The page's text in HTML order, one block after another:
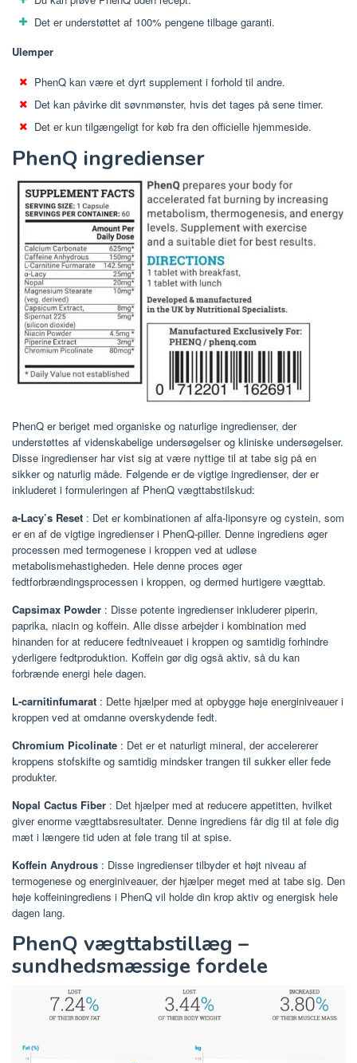
Det er understøttet af 100% pengene tilbage garanti.
Ulemper
PhenQ kan være et dyrt supplement i forhold til andre.
Det kan påvirke dit søvnmønster, hvis det tages på sene timer.
Det er kun tilgængeligt for køb fra den officielle hjemmeside.
PhenQ ingredienser
PhenQ er beriget med organiske og naturlige ingredienser, der
understøttes af videnskabelige undersøgelser og kliniske undersøgelser.
Disse ingredienser har vist sig at være nyttige til at tabe sig på en
sikker og naturlig måde. Følgende er de vigtige ingredienser, der er
inkluderet i formuleringen af ​​PhenQ vægttabstilskud:
a-Lacy’s Reset : Det er kombinationen af ​​alfa-liponsyre og cystein, som
er en af ​​de vigtige ingredienser i PhenQ-piller. Denne ingrediens øger
processen med termogenese i kroppen ved at udløse
metabolismehastigheden. Hele denne proces øger
fedtforbrændingsprocessen i kroppen, og dermed hurtigere vægttab.
Capsimax Powder : Disse potente ingredienser inkluderer piperin,
paprika, niacin og koffein. Alle disse arbejder i kombination med
hinanden for at reducere fedtniveauet i kroppen og samtidig forhindre
yderligere fedtproduktion. Koffein gør dig også aktiv, så du kan
forbrænde energi hele dagen.
L-carnitinfumarat : Dette hjælper med at opbygge høje energiniveauer i
kroppen ved at omdanne overskydende fedt.
Chromium Picolinate : Det er et naturligt mineral, der accelererer
kroppens stofskifte og samtidig mindsker trangen til sukker eller fede
produkter.
Nopal Cactus Fiber : Det hjælper med at reducere appetitten, hvilket
giver enorme vægttabsresultater. Denne ingrediens får dig til at føle dig
mæt i længere tid uden at føle trang til at spise.
Koffein Anydrous : Disse ingredienser tilbyder et højt niveau af
termogenese og energiniveauer, der hjælper meget med at tabe sig. Den
høje koffeiningrediens i PhenQ vil holde din krop aktiv og energisk hele
dagen lang.
PhenQ vægttabstillæg –
sundhedsmæssige fordele